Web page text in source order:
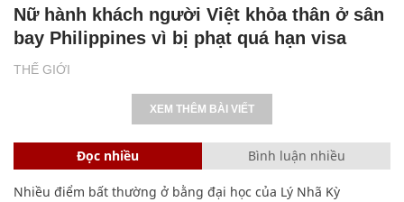
THẾ GIỚI
Nữ hành khách người Việt khỏa thân ở sân
bay Philippines vì bị phạt quá hạn visa
XEM THÊM BÀI VIẾT
Đọc nhiều Bình luận nhiều
Nhiều điểm bất thường ở bằng đại học của Lý Nhã Kỳ